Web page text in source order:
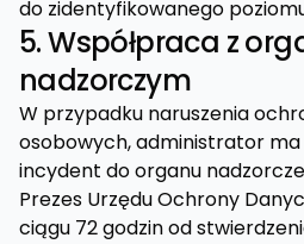
do zidentyfikowanego
5. Współpraca z
nadzorczym
W przypadku naruszenia
osobowych, administrator ma
incydent do organu
Prezes Urzędu Ochrony
ciągu 72 godzin od